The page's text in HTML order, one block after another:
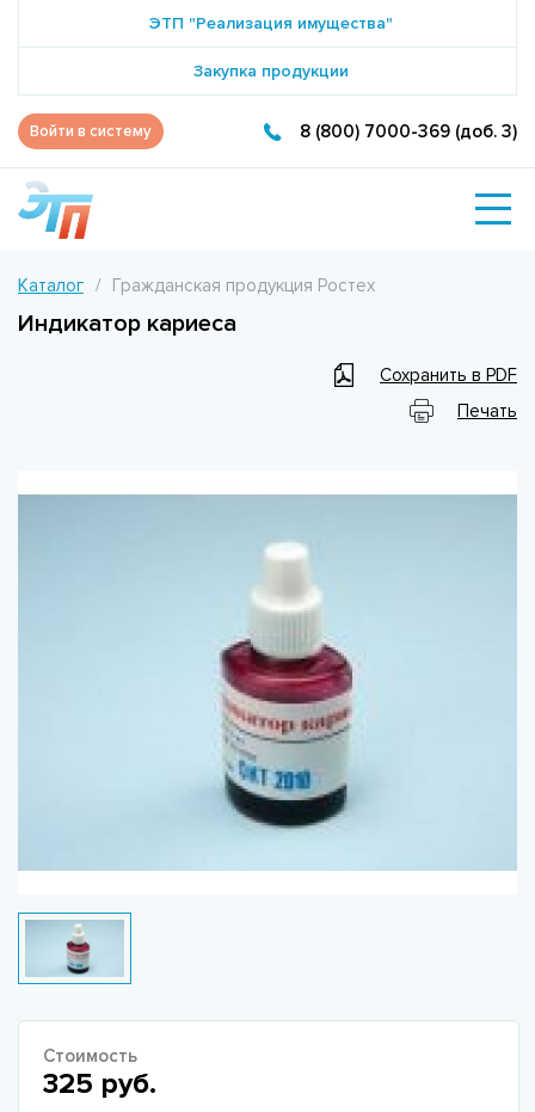
ЭТП "Реализация имущества"
Закупка продукции
Войти в систему 8 (800) 7000-369 (доб. 3)
Каталог Гражданская продукция Ростех
Индикатор кариеса
Сохранить в PDF
Печать
Стоимость
325 руб.